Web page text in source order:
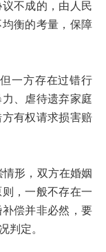
不成的，由人民
衡的考量，保障
一方存在过错行
、虐待遗弃家庭
有权请求损害赔
形，双方在婚姻
，一般不存在一
偿并非必然，要
判定。